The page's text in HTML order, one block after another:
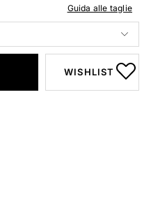
Guida alle taglie
WISHLIST